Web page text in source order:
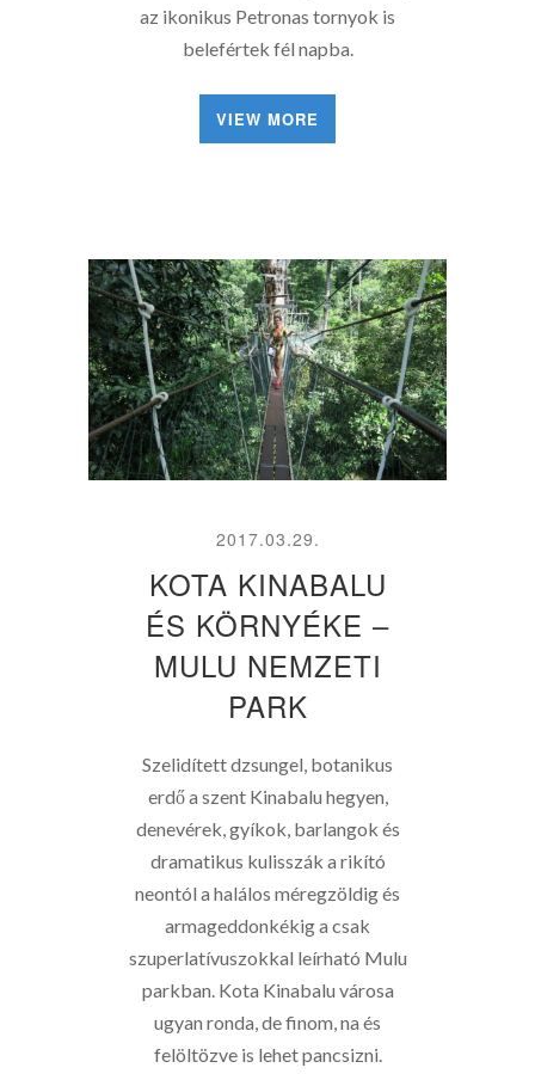
az ikonikus Petronas tornyok is
belefértek fél napba.
VIEW MORE
2017.03.29.
KOTA KINABALU
ÉS KÖRNYÉKE –
MULU NEMZETI
PARK
Szelidített dzsungel, botanikus
erdő a szent Kinabalu hegyen,
denevérek, gyíkok, barlangok és
dramatikus kulisszák a rikító
neontól a halálos méregzöldig és
armageddonkékig a csak
szuperlatívuszokkal leírható Mulu
parkban. Kota Kinabalu városa
ugyan ronda, de finom, na és
felöltözve is lehet pancsizni.